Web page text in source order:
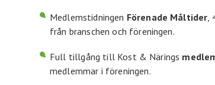
Medlemstidningen Förenade Måltider
från branschen och föreningen.
Full tillgång till Kost & Närings
medlemmar i föreningen.